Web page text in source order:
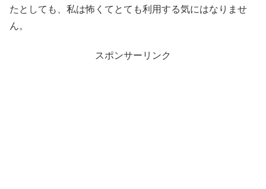
たとしても、私は怖くてとても利用する気にはなりませ
ん。
スポンサーリンク